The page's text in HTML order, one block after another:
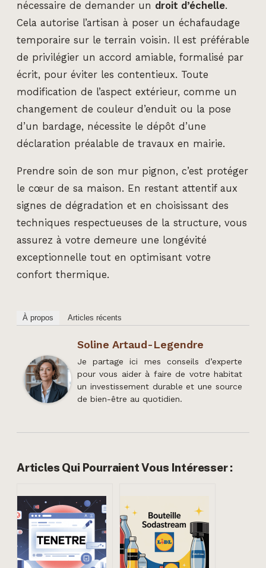
nécessaire de demander un droit d’échelle.
Cela autorise l’artisan à poser un échafaudage
temporaire sur le terrain voisin. Il est préférable
de privilégier un accord amiable, formalisé par
écrit, pour éviter les contentieux. Toute
modification de l’aspect extérieur, comme un
changement de couleur d’enduit ou la pose
d’un bardage, nécessite le dépôt d’une
déclaration préalable de travaux en mairie.
Prendre soin de son mur pignon, c’est protéger
le cœur de sa maison. En restant attentif aux
signes de dégradation et en choisissant des
techniques respectueuses de la structure, vous
assurez à votre demeure une longévité
exceptionnelle tout en optimisant votre
confort thermique.
À propos Articles récents
Soline Artaud-Legendre
Je partage ici mes conseils d’experte
pour vous aider à faire de votre habitat
un investissement durable et une source
de bien-être au quotidien.
Articles Qui Pourraient Vous Intéresser :